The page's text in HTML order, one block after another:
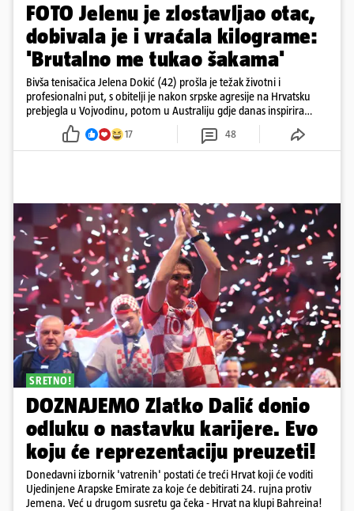
FOTO Jelenu je zlostavljao otac,
dobivala je i vraćala kilograme:
'Brutalno me tukao šakama'
Bivša tenisačica Jelena Dokić (42) prošla je težak životni i
profesionalni put, s obitelji je nakon srpske agresije na Hrvatsku
prebjegla u Vojvodinu, potom u Australiju gdje danas inspirira
17 48
SRETNO!
DOZNAJEMO Zlatko Dalić donio
odluku o nastavku karijere. Evo
koju će reprezentaciju preuzeti!
Donedavni izbornik 'vatrenih' postati će treći Hrvat koji će voditi
Ujedinjene Arapske Emirate za koje će debitirati 24. rujna protiv
Jemena. Već u drugom susretu ga čeka - Hrvat na klupi Bahreina!